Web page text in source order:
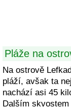
Pláže na
Na ostrově
pláží, avšak ta
nachází asi 45
Dalším